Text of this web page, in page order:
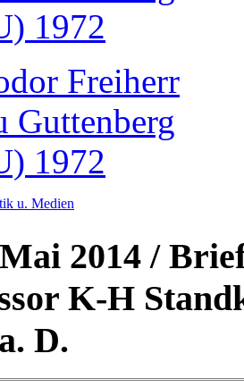
u. Medien
2014 /
K-H
D.